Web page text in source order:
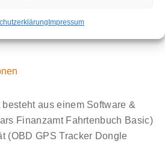
Impressum
aus einem Software &
Finanzamt Fahrtenbuch Basic)
(OBD GPS Tracker Dongle